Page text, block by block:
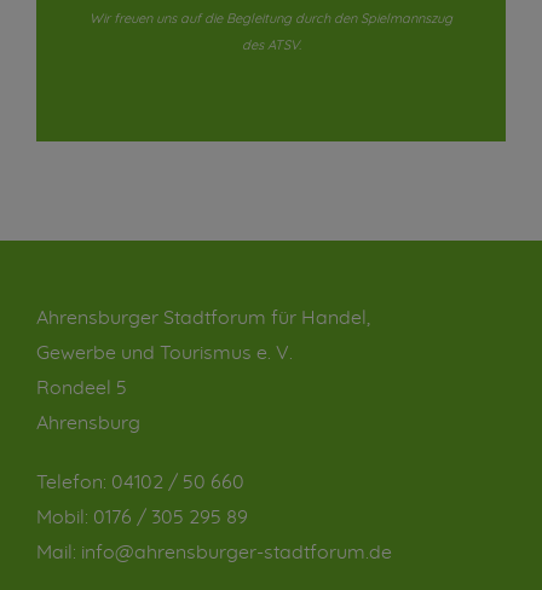
Wir freuen uns auf die Begleitung durch den Spielmannszug
des ATSV.
Ahrensburger Stadtforum für Handel,
Gewerbe und Tourismus e. V.
Rondeel 5
Ahrensburg
Telefon: 04102 / 50 660
Mobil: 0176 / 305 295 89
Mail: info@ahrensburger-stadtforum.de